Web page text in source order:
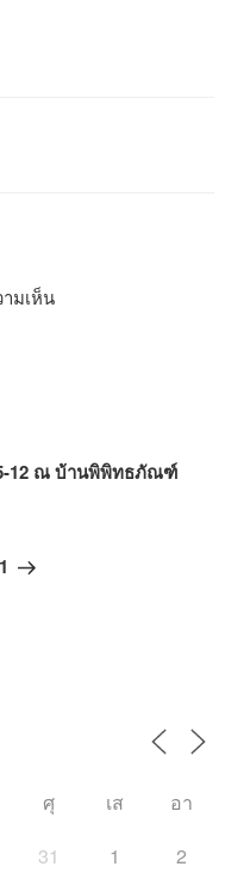
มเห็น
12 ณ บ้านพิพิทธภัณฑ์
ศุ เส
อา
31 1 2